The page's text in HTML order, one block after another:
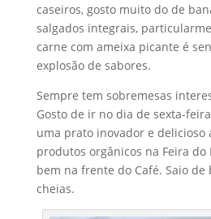
caseiros, gosto muito do de
salgados integrais,
carne com ameixa picante é
explosão de sabores.
Sempre tem sobremesas
Gosto de ir no dia de sexta-
uma prato inovador e delicioso
produtos orgânicos na Feira do
bem na frente do Café. Saio de
cheias.